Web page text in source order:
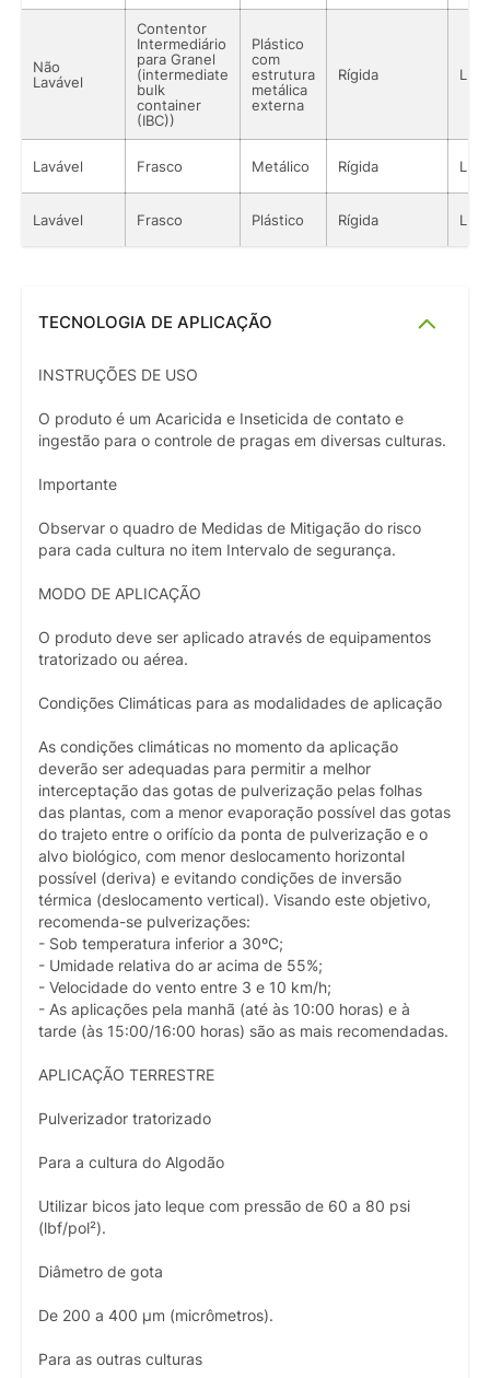
Não
Lavável
Contentor
Intermediário
para Granel
(intermediate
bulk
container
(IBC))
Plástico
com
estrutura
metálica
externa
Rígida
Lavável Frasco Metálico Rígida
Lavável Frasco Plástico Rígida
TECNOLOGIA DE APLICAÇÃO
INSTRUÇÕES DE USO
O produto é um Acaricida e Inseticida de contato e
ingestão para o controle de pragas em diversas culturas.
Importante
Observar o quadro de Medidas de Mitigação do risco
para cada cultura no item Intervalo de segurança.
MODO DE APLICAÇÃO
O produto deve ser aplicado através de equipamentos
tratorizado ou aérea.
Condições Climáticas para as modalidades de aplicação
As condições climáticas no momento da aplicação
deverão ser adequadas para permitir a melhor
interceptação das gotas de pulverização pelas folhas
das plantas, com a menor evaporação possível das gotas
do trajeto entre o orifício da ponta de pulverização e o
alvo biológico, com menor deslocamento horizontal
possível (deriva) e evitando condições de inversão
térmica (deslocamento vertical). Visando este objetivo,
recomenda-se pulverizações:
- Sob temperatura inferior a 30ºC;
- Umidade relativa do ar acima de 55%;
- Velocidade do vento entre 3 e 10 km/h;
- As aplicações pela manhã (até às 10:00 horas) e à
tarde (às 15:00/16:00 horas) são as mais recomendadas.
APLICAÇÃO TERRESTRE
Pulverizador tratorizado
Para a cultura do Algodão
Utilizar bicos jato leque com pressão de 60 a 80 psi
(lbf/pol²).
Diâmetro de gota
De 200 a 400 µm (micrômetros).
Para as outras culturas